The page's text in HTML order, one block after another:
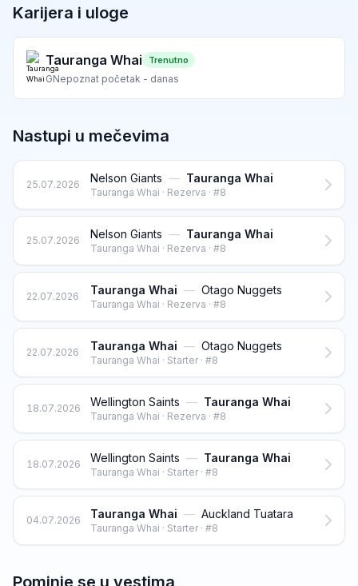
Karijera i uloge
Tauranga Whai Trenutno
GNepoznat početak - danas
Nastupi u mečevima
25.07.2026 Nelson Giants — Tauranga Whai
Tauranga Whai · Rezerva · #8
25.07.2026 Nelson Giants — Tauranga Whai
Tauranga Whai · Rezerva · #8
22.07.2026 Tauranga Whai — Otago Nuggets
Tauranga Whai · Rezerva · #8
22.07.2026 Tauranga Whai — Otago Nuggets
Tauranga Whai · Starter · #8
18.07.2026 Wellington Saints — Tauranga Whai
Tauranga Whai · Rezerva · #8
18.07.2026 Wellington Saints — Tauranga Whai
Tauranga Whai · Starter · #8
04.07.2026 Tauranga Whai — Auckland Tuatara
Tauranga Whai · Starter · #8
Pominje se u vestima